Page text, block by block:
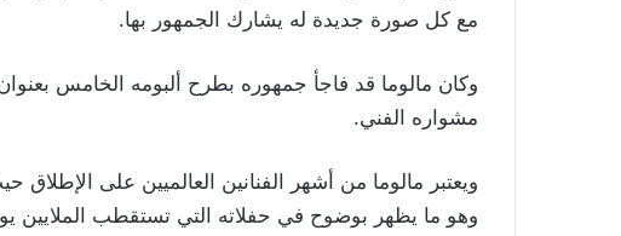
مع كل صورة جديدة له يشارك الجمهور بها.
مشواره الفني.
ويعتبر مالوما من أشهر الفنانين العالميين على
وهو ما يظهر بوضوح في حفلاته التي تستقطب الملايين